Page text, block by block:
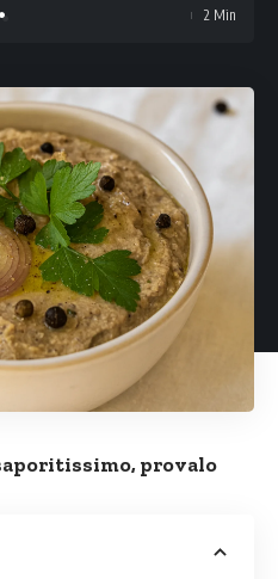
2 Min
provalo